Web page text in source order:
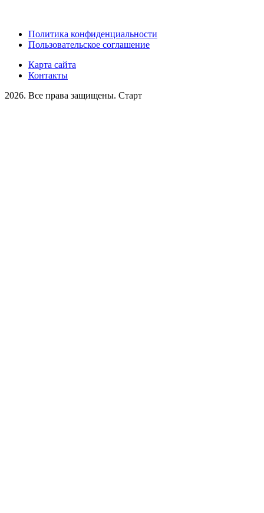
Политика конфиденциальности
Пользовательское соглашение
Карта сайта
Контакты
2026. Все права защищены. Старт